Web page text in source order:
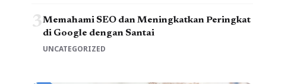
3Memahami SEO dan Meningkatkan Peringkat
di Google dengan Santai
UNCATEGORIZED